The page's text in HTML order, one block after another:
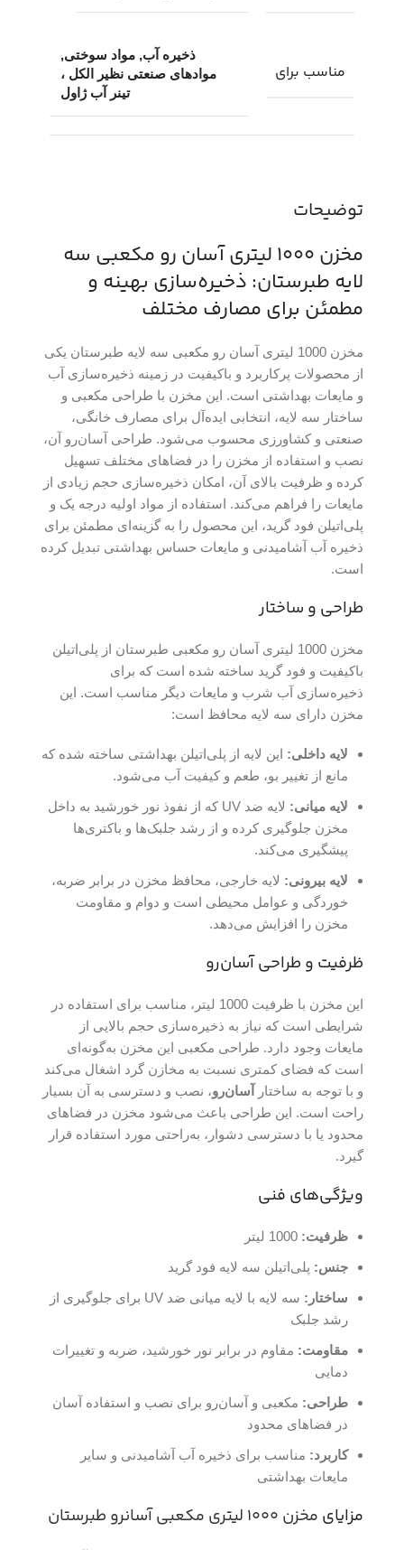
توضیحات
مخزن 1000 لیتری آسان رو مکعبی سه
لایه طبرستان: ذخیره‌سازی بهینه و
مطمئن برای مصارف مختلف
مخزن 1000 لیتری آسان رو مکعبی سه لایه طبرستان یکی
از محصولات پرکاربرد و باکیفیت در زمینه ذخیره‌سازی آب
و مایعات بهداشتی است. این مخزن با طراحی مکعبی و
ساختار سه لایه، انتخابی ایده‌آل برای مصارف خانگی،
صنعتی و کشاورزی محسوب می‌شود. طراحی آسان‌رو آن،
نصب و استفاده از مخزن را در فضاهای مختلف تسهیل
کرده و ظرفیت بالای آن، امکان ذخیره‌سازی حجم زیادی از
مایعات را فراهم می‌کند. استفاده از مواد اولیه درجه یک و
پلی‌اتیلن فود گرید، این محصول را به گزینه‌ای مطمئن برای
ذخیره آب آشامیدنی و مایعات حساس بهداشتی تبدیل کرده
است.
طراحی و ساختار
مخزن 1000 لیتری آسان رو مکعبی طبرستان از پلی‌اتیلن
باکیفیت و فود گرید ساخته شده است که برای
ذخیره‌سازی آب شرب و مایعات دیگر مناسب است. این
مخزن دارای سه لایه محافظ است:
لایه داخلی: این لایه از پلی‌اتیلن بهداشتی ساخته شده که
مانع از تغییر بو، طعم و کیفیت آب می‌شود.
لایه میانی:
لایه ضد UV که از نفوذ نور خورشید به داخل
مخزن جلوگیری کرده و از رشد جلبک‌ها و باکتری‌ها
پیشگیری می‌کند.
لایه بیرونی: لایه خارجی، محافظ مخزن در برابر ضربه،
خوردگی و عوامل محیطی است و دوام و مقاومت
مخزن را افزایش می‌دهد.
ظرفیت و طراحی آسان‌رو
این مخزن با ظرفیت 1000 لیتر، مناسب برای استفاده در
شرایطی است که نیاز به ذخیره‌سازی حجم بالایی از
مایعات وجود دارد. طراحی مکعبی این مخزن به‌گونه‌ای
است که فضای کمتری نسبت به مخازن گرد اشغال می‌کند
و با توجه به ساختار
آسان‌رو، نصب و دسترسی به آن بسیار
راحت است. این طراحی باعث می‌شود مخزن در فضاهای
محدود یا با دسترسی دشوار، به‌راحتی مورد استفاده قرار
گیرد.
ویژگی‌های فنی
ظرفیت:
جنس: پلی‌اتیلن سه لایه فود گرید
ساختار:
سه لایه با لایه میانی ضد UV برای جلوگیری از
رشد جلبک
مقاومت: مقاوم در برابر نور خورشید، ضربه و تغییرات
دمایی
طراحی: مکعبی و آسان‌رو برای نصب و استفاده آسان
در فضاهای محدود
کاربرد: مناسب برای ذخیره آب آشامیدنی و سایر
مایعات بهداشتی
مزایای مخزن 1000 لیتری مکعبی آسانرو طبرستان
مناسب برای
ذخیره آب, مواد سوختی,
موادهای صنعتی نظیر الکل ،
تینر آب ژاول